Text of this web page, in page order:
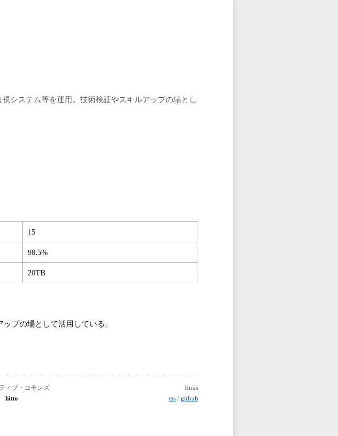
システム等を運用。技術検証やスキルアップの場とし
15
98.5%
20TB
プの場として活用している。
ィブ・コモンズ
hitto
links
rss / github